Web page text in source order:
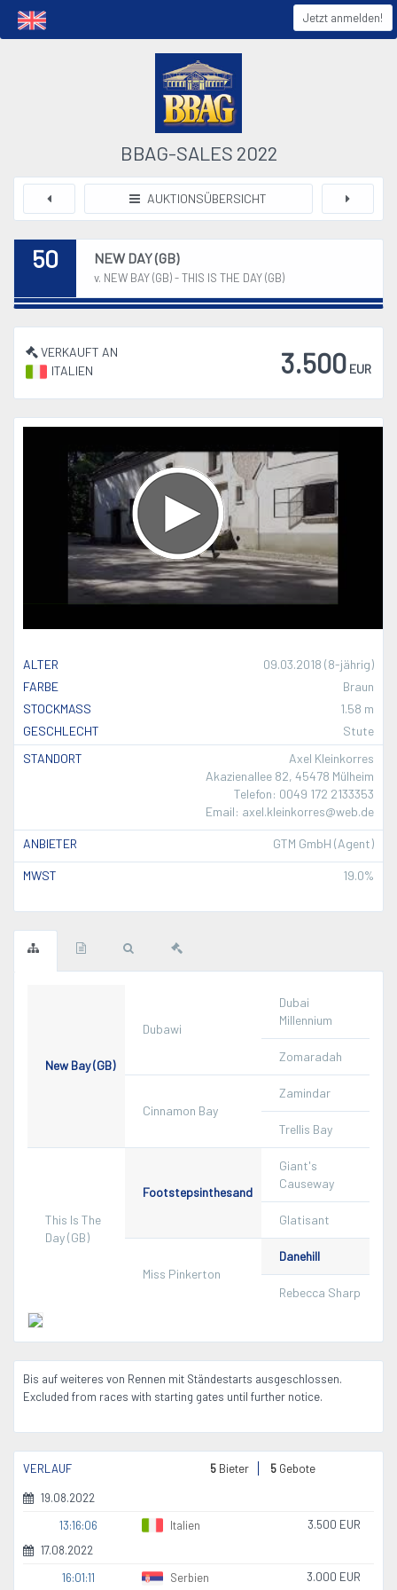
Jetzt anmelden!
BBAG-SALES 2022
AUKTIONSÜBERSICHT
50 NEW DAY (GB)
v. NEW BAY (GB) - THIS IS THE DAY (GB)
3.500 EUR
VERKAUFT AN
ITALIEN
ALTER
09.03.2018 (8-jährig)
FARBE
Braun
STOCKMASS
1.58 m
GESCHLECHT
Stute
STANDORT
Axel Kleinkorres
Akazienallee 82, 45478 Mülheim
Telefon: 0049 172 2133353
Email: axel.kleinkorres@web.de
ANBIETER GTM GmbH (Agent)
MWST 19.0%
New Bay (GB)
Dubawi
Dubai
Millennium
Zomaradah
Cinnamon Bay
Zamindar
Trellis Bay
This Is The
Day (GB)
Footstepsinthesand
Giant's
Causeway
Glatisant
Miss Pinkerton
Danehill
Rebecca Sharp
Bis auf weiteres von Rennen mit Ständestarts ausgeschlossen.
Excluded from races with starting gates until further notice.
VERLAUF 5 Bieter 5 Gebote
19.08.2022
13:16:06
Italien
3.500 EUR
17.08.2022
16:01:11
Serbien 3.000 EUR